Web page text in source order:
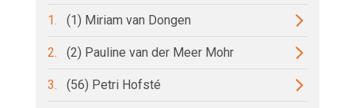
1. (1) Miriam van Dongen
2. (2) Pauline van der Meer Mohr
3. (56) Petri Hofsté